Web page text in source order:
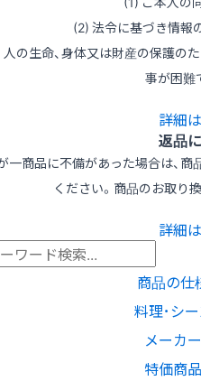
(2) 法令に基づき情報
の生命、身体又は財産の保護の
事が困難
詳細
返品
一商品に不備があった場合は、
ください。商品のお取り
詳細
商品の仕
料理･シ
メーカ
特価商